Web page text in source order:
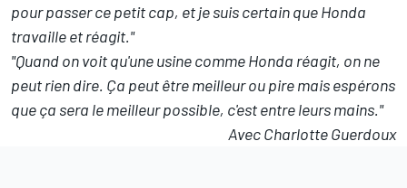
pour passer ce petit cap, et je suis certain que Honda
travaille et réagit."
"Quand on voit qu'une usine comme Honda réagit, on ne
peut rien dire. Ça peut être meilleur ou pire mais espérons
que ça sera le meilleur possible, c'est entre leurs mains."
Avec Charlotte Guerdoux